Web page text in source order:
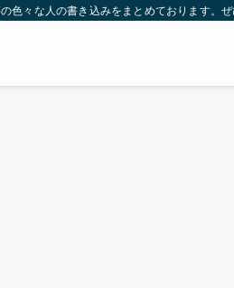
色々な人の書き込みをまとめております。